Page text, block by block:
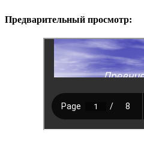
Предварительный просмотр: